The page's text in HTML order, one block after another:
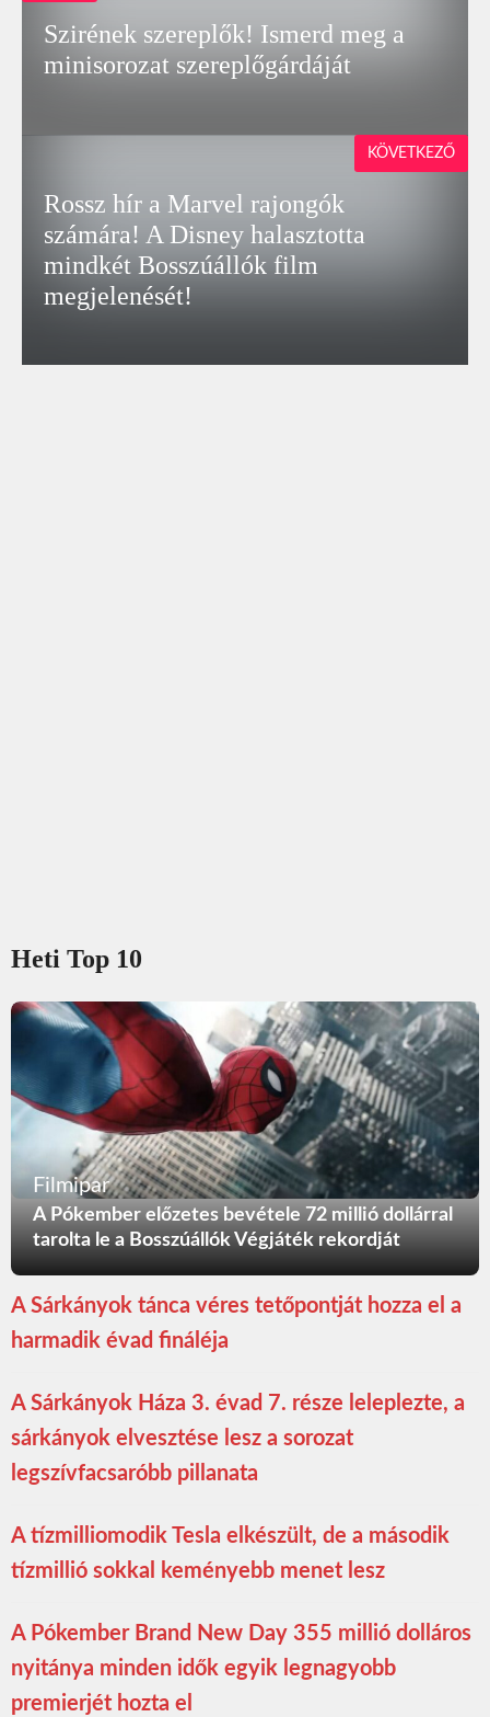
Szirének szereplők! Ismerd meg a
minisorozat szereplőgárdáját
Rossz hír a Marvel rajongók
számára! A Disney halasztotta
mindkét Bosszúállók film
megjelenését!
KÖVETKEZŐ
Heti Top 10
Filmipar
A Pókember előzetes bevétele 72 millió dollárral
tarolta le a Bosszúállók Végjáték rekordját
A Sárkányok tánca véres tetőpontját hozza el a
harmadik évad fináléja
A Sárkányok Háza 3. évad 7. része leleplezte, a
sárkányok elvesztése lesz a sorozat
legszívfacsaróbb pillanata
A tízmilliomodik Tesla elkészült, de a második
tízmillió sokkal keményebb menet lesz
A Pókember Brand New Day 355 millió dolláros
nyitánya minden idők egyik legnagyobb
premierjét hozta el